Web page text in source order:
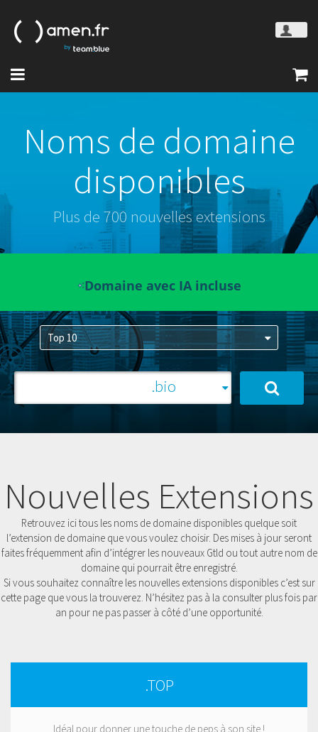
Noms de domaine
disponibles
Plus de 700 nouvelles extensions
Domaine avec IA incluse
Nouvelles Extensions
Retrouvez ici tous les noms de domaine disponibles quelque soit
l’extension de domaine que vous voulez choisir. Des mises à jour seront
faites fréquemment afin d’intégrer les nouveaux Gtld ou tout autre nom de
domaine qui pourrait être enregistré.
Si vous souhaitez connaître les nouvelles extensions disponibles c’est sur
cette page que vous la trouverez. N’hésitez pas à la consulter plus fois par
an pour ne pas passer à côté d’une opportunité.
.TOP
Idéal pour donner une touche de peps à son site !